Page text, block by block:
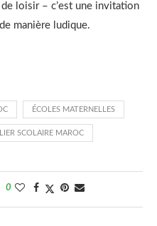
loisir – c’est une invitation
manière ludique.
ÉCOLES MATERNELLES
SCOLAIRE MAROC
0